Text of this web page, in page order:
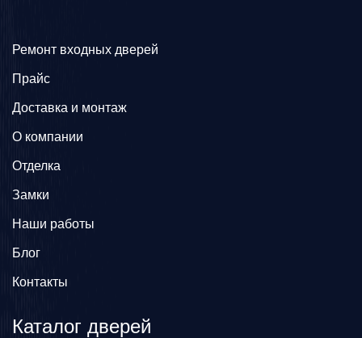
Ремонт входных дверей
Прайс
Доставка и монтаж
О компании
Отделка
Замки
Наши работы
Блог
Контакты
Каталог дверей